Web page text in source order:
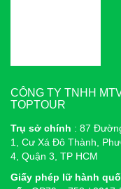
CÔNG TY TNHH
TOPTOUR
Trụ sở chính : 87
1, Cư Xá Đô Thành,
4, Quận 3, TP HCM
Giấy phép lữ hành